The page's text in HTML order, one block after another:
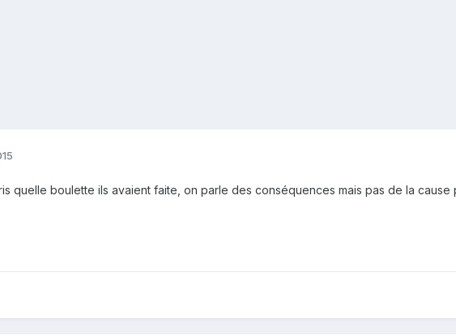
quelle boulette ils avaient faite, on parle des conséquences mais pas de la cause